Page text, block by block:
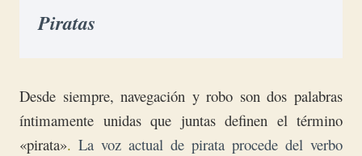
Piratas
Desde siempre, navegación y robo son dos palabras
íntimamente unidas que juntas definen el término
«pirata». La voz actual de pirata procede del verbo